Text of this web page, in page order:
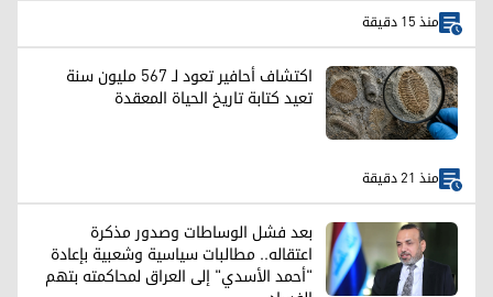
منذ 15 دقيقة
اكتشاف أحافير تعود لـ 567 مليون سنة
تعيد كتابة تاريخ الحياة المعقدة
منذ 21 دقيقة
بعد فشل الوساطات وصدور مذكرة
اعتقاله.. مطالبات سياسية وشعبية بإعادة
"أحمد الأسدي" إلى العراق لمحاكمته بتهم